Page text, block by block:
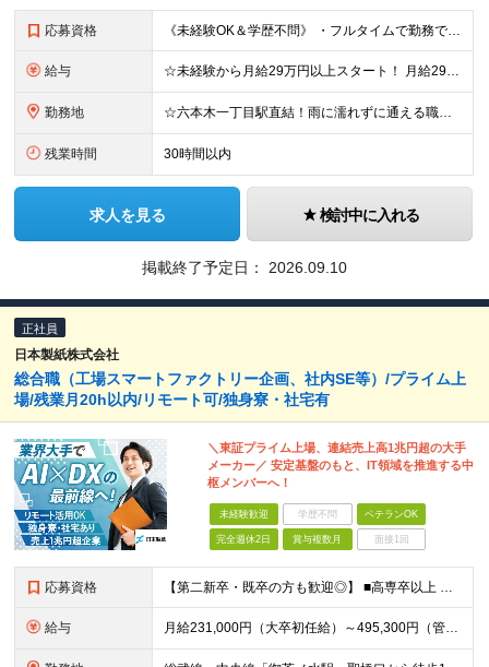
応募資格 《未経験OK＆学歴不問》 ・フルタイムで勤務できる方 ・オフィス勤務が可能な方 ・日本語がネイティブレベルの方 ☆外国籍の方もご活躍いただけます！ ＼こんな方にピッタリです！／ ◎数字やノルマに追わ
給与 ☆未経験から月給29万円以上スタート！ 月給29万1,582円～37万4,957円（生涯設計手当を含む）＋交通費全額支給 ★評価について 対応数などの「数字」では評価しません。 日々の対応の丁寧さな
勤務地 ☆六本木一丁目駅直結！雨に濡れずに通える職場 【本社】東京都港区六本木1-4-5 アークヒルズサウスタワー18F ※(変更の範囲)上記を除く当社関連勤務地 ＼オンもオフも充実する、六本木エリアでの
残業時間 30時間以内
求人を見る 検討中に入れる
掲載終了予定日： 2026.09.10
正社員
日本製紙株式会社
総合職（工場スマートファクトリー企画、社内SE等）/プライム上
場/残業月20h以内/リモート可/独身寮・社宅有
＼東証プライム上場、連結売上高1兆円超の大手
メーカー／ 安定基盤のもと、IT領域を推進する中
枢メンバーへ！
未経験歓迎 学歴不問 ベテランOK
完全週休2日 賞与複数月 面接1回
応募資格 【第二新卒・既卒の方も歓迎◎】 ■高専卒以上 （大学卒業・大学院修了の方、 または工業高等専門学校（5年制）卒業の方を想定しています。） ■IT、IoT、DXに関する知識・技術・スキルをお持ちの方 ■
給与 月給231,000円（大卒初任給）～495,300円（管理職） ※残業代は100％支給します ※3ヶ月の試用期間あり。その間の待遇に変更はありません